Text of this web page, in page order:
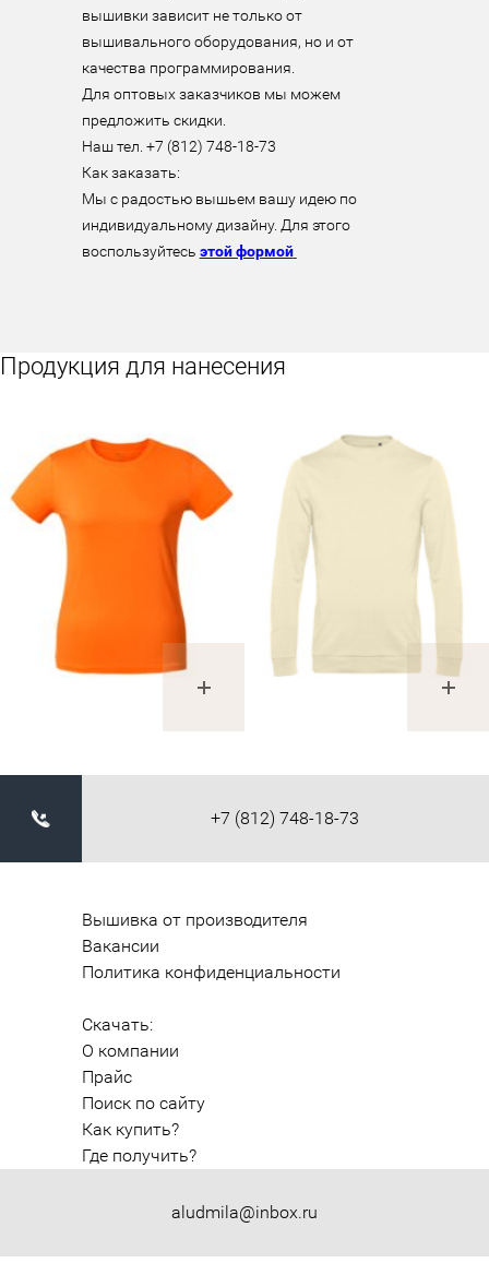
вышивки зависит не только от
вышивального оборудования, но и от
качества программирования.
Для оптовых заказчиков мы можем
предложить скидки.
Наш тел. +7 (812) 748-18-73
Как заказать:
Мы с радостью вышьем вашу идею по
индивидуальному дизайну. Для этого
воспользуйтесь этой формой
Продукция для нанесения
+7 (812) 748-18-73
aludmila@inbox.ru
Вышивка от производителя
Вакансии
Политика конфиденциальности
Скачать:
О компании
Прайс
Поиск по сайту
Как купить?
Где получить?